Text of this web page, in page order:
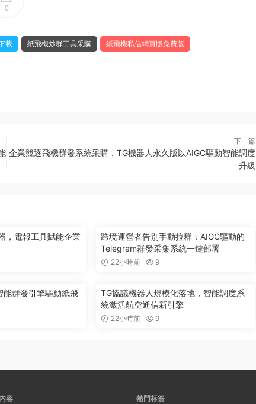
0
載 紙飛機炒群工具采購
紙飛機私信網頁版免費版
下一篇
企業競逐飛機群發系統采購，TG機器人永久版以AIGC驅動智能調度
升級
，電報工具賦能企業
跨境運營者告别手動拉群：AIGC驅動的
Telegram群發采集系統一鍵部署
22小時前 9
群發引擎驅動紙飛
TG協議機器人規模化落地，智能調度系
統激活航空通信新引擎
22小時前 9
容 熱門标簽